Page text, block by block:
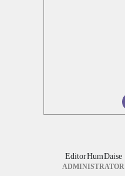
Editor Hum Daise
ADMINISTRATOR